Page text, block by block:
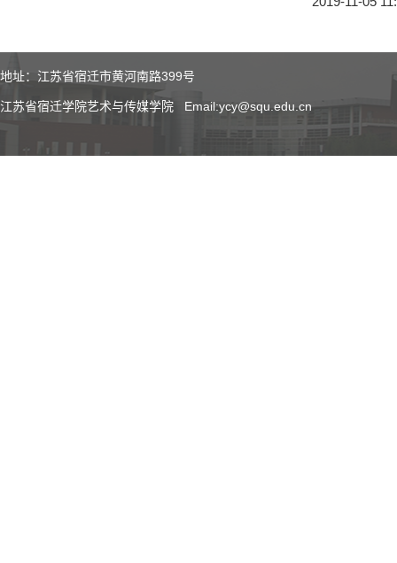
地址：江苏省宿迁市黄河南路399号
江苏省宿迁学院艺术与传媒学院 Email:ycy@squ.edu.cn